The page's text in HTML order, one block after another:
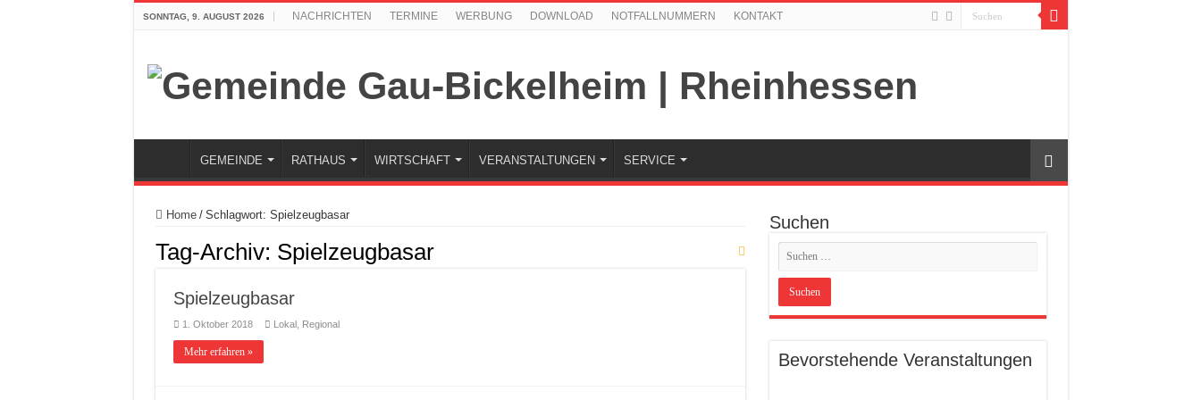
SONNTAG, 9. AUGUST 2026 NACHRICHTEN TERMINE WERBUNG DOWNLOAD NOTFALLNUMMERN KONTAKT
GEMEINDE RATHAUS WIRTSCHAFT VERANSTALTUNGEN SERVICE
Home / Schlagwort: Spielzeugbasar
Tag-Archiv: Spielzeugbasar
Spielzeugbasar
1. Oktober 2018 Lokal Regional
Mehr erfahren »
Suchen
Bevorstehende Veranstaltungen